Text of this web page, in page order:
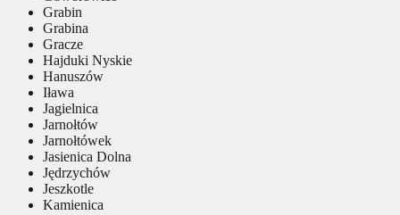
Grabin
Grabina
Gracze
Hajduki Nyskie
Hanuszów
Iława
Jagielnica
Jarnołtów
Jarnołtówek
Jasienica Dolna
Jędrzychów
Jeszkotle
Kamienica